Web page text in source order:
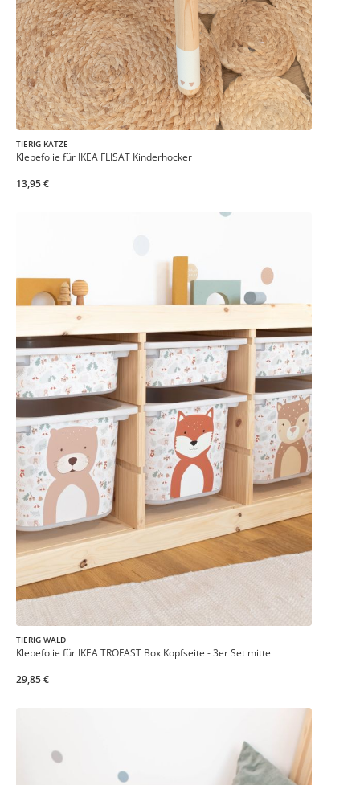
TIERIG KATZE
Klebefolie für IKEA FLISAT Kinderhocker
13,95 €
TIERIG WALD
Klebefolie für IKEA TROFAST Box Kopfseite - 3er Set mittel
29,85 €